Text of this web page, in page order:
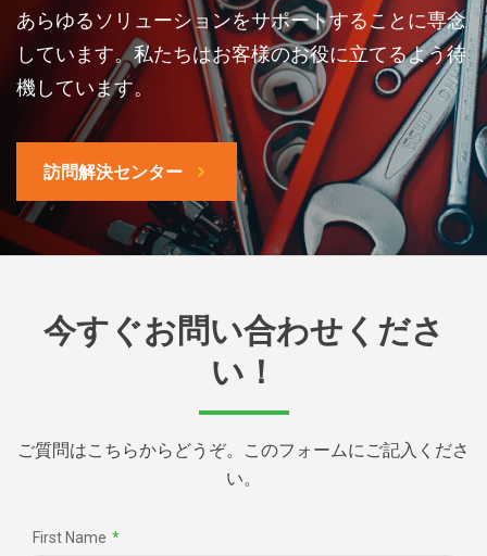
あらゆるソリューションをサポートすることに専念
しています。私たちはお客様のお役に立てるよう待
機しています。
訪問解決センター
今すぐお問い合わせくださ
い！
ご質問はこちらからどうぞ。このフォームにご記入くださ
い。
First Name *